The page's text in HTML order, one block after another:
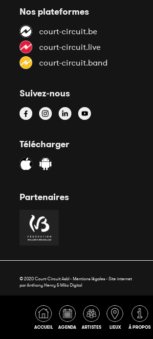
ACCUEIL AGENDA ARTISTES LIEUX À PROPOS
Nos plateformes
court-circuit.be
court-circuit.live
court-circuit.band
Suivez-nous
Télécharger
Partenaires
© 2020 Court-Circuit Asbl - Mentions légales - Site internet
par Anthony Henry &Miko Digital